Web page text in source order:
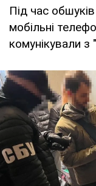
Під час
мобільні
комунікували з